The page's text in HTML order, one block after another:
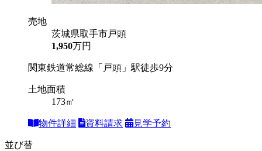
売地
茨城県取手市戸頭
1,950万円
関東鉄道常総線「戸頭」駅徒歩9分
土地面積
173㎡
物件詳細 資料請求 見学予約
並び替